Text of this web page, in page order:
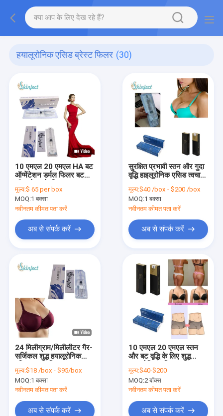
हयालूरोनिक एसिड ब्रेस्ट फिलर (30)
10 एमएल 20 एमएल HA बट
ऑग्मेंटेशन डर्मल फिलर बट
मूल्य:$ 65 per box
MOQ:1 बक्सा
नवीनतम कीमत पता करें
अब से संपर्क करें
सुरक्षित प्रभावी स्तन और गुदा
वृद्धि हाइलूरोनिक एसिड त्वचा
मूल्य:$40 /box - $200 /box
MOQ:1 बक्सा
नवीनतम कीमत पता करें
अब से संपर्क करें
24 मिलीग्राम/मिलीलीटर गैर-
सर्जिकल शुद्ध हयालूरोनिक
मूल्य:$18 /box - $95/box
MOQ:1 बक्सा
नवीनतम कीमत पता करें
अब से संपर्क करें
10 एमएल 20 एमएल स्तन
और बट वृद्धि के लिए शुद्ध
मूल्य:$40-$200
MOQ:2 बॉक्स
नवीनतम कीमत पता करें
अब से संपर्क करें